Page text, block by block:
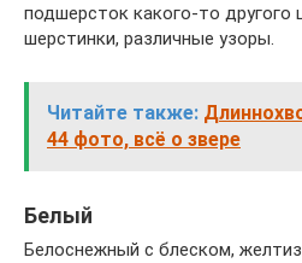
подшерсток какого-то другого
шерстинки, различные узоры.
Читайте также:
44 фото, всё о звере
Белый
Белоснежный с блеском,